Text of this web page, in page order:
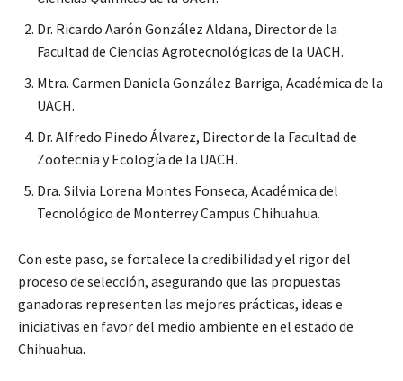
Dr. Ricardo Aarón González Aldana, Director de la
Facultad de Ciencias Agrotecnológicas de la UACH.
Mtra. Carmen Daniela González Barriga, Académica de la
UACH.
Dr. Alfredo Pinedo Álvarez, Director de la Facultad de
Zootecnia y Ecología de la UACH.
Dra. Silvia Lorena Montes Fonseca, Académica del
Tecnológico de Monterrey Campus Chihuahua.
Con este paso, se fortalece la credibilidad y el rigor del
proceso de selección, asegurando que las propuestas
ganadoras representen las mejores prácticas, ideas e
iniciativas en favor del medio ambiente en el estado de
Chihuahua.